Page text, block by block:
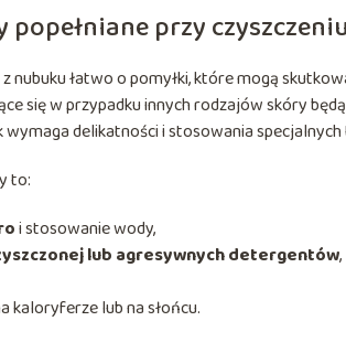
popełniane przy
nubuku łatwo o pomyłki, które mogą
się w przypadku innych rodzajów skóry
wymaga delikatności i stosowania
to:
i stosowanie wody,
lub agresywnych detergentów,
kaloryferze lub na słońcu.